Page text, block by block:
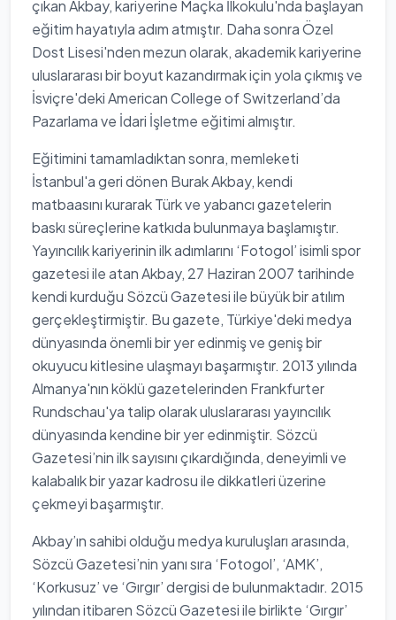
çıkan Akbay, kariyerine Maçka İlkokulu'nda başlayan
eğitim hayatıyla adım atmıştır. Daha sonra Özel
Dost Lisesi'nden mezun olarak, akademik kariyerine
uluslararası bir boyut kazandırmak için yola çıkmış ve
İsviçre'deki American College of Switzerland’da
Pazarlama ve İdari İşletme eğitimi almıştır.
Eğitimini tamamladıktan sonra, memleketi
İstanbul'a geri dönen Burak Akbay, kendi
matbaasını kurarak Türk ve yabancı gazetelerin
baskı süreçlerine katkıda bulunmaya başlamıştır.
Yayıncılık kariyerinin ilk adımlarını ‘Fotogol’ isimli spor
gazetesi ile atan Akbay, 27 Haziran 2007 tarihinde
kendi kurduğu Sözcü Gazetesi ile büyük bir atılım
gerçekleştirmiştir. Bu gazete, Türkiye'deki medya
dünyasında önemli bir yer edinmiş ve geniş bir
okuyucu kitlesine ulaşmayı başarmıştır. 2013 yılında
Almanya'nın köklü gazetelerinden Frankfurter
Rundschau'ya talip olarak uluslararası yayıncılık
dünyasında kendine bir yer edinmiştir. Sözcü
Gazetesi’nin ilk sayısını çıkardığında, deneyimli ve
kalabalık bir yazar kadrosu ile dikkatleri üzerine
çekmeyi başarmıştır.
Akbay’ın sahibi olduğu medya kuruluşları arasında,
Sözcü Gazetesi’nin yanı sıra ‘Fotogol’, ‘AMK’,
‘Korkusuz’ ve ‘Gırgır’ dergisi de bulunmaktadır. 2015
yılından itibaren Sözcü Gazetesi ile birlikte ‘Gırgır’